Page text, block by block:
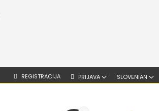
SLOVENIAN
PRIJAVA
REGISTRACIJA